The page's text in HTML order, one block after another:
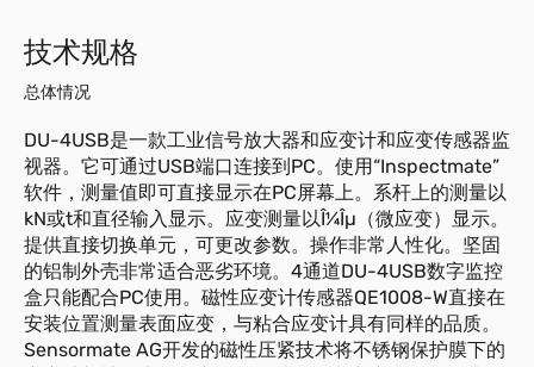
技术规格
总体情况
DU-4USB是一款工业信号放大器和应变计和应变传感器监
视器。它可通过USB端口连接到PC。使用“Inspectmate”
软件，测量值即可直接显示在PC屏幕上。系杆上的测量以
kN或t和直径输入显示。应变测量以Î¼Îµ（微应变）显示。
提供直接切换单元，可更改参数。操作非常人性化。坚固
的铝制外壳非常适合恶劣环境。4通道DU-4USB数字监控
盒只能配合PC使用。磁性应变计传感器QE1008-W直接在
安装位置测量表面应变，与粘合应变计具有同样的品质。
Sensormate AG开发的磁性压紧技术将不锈钢保护膜下的